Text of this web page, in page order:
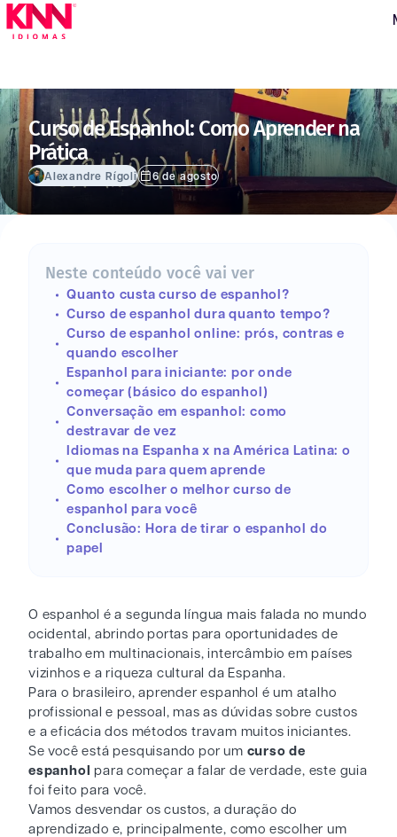
Curso de Espanhol: Como Aprender na
Prática
Alexandre Rígoli 6 de agosto
Neste conteúdo você vai ver
Quanto custa curso de espanhol?
Curso de espanhol dura quanto tempo?
Curso de espanhol online: prós, contras e
quando escolher
Espanhol para iniciante: por onde
começar (básico do espanhol)
Conversação em espanhol: como
destravar de vez
Idiomas na Espanha x na América Latina: o
que muda para quem aprende
Como escolher o melhor curso de
espanhol para você
Conclusão: Hora de tirar o espanhol do
papel
O espanhol é a segunda língua mais falada no mundo
ocidental, abrindo portas para oportunidades de
trabalho em multinacionais, intercâmbio em países
vizinhos e a riqueza cultural da Espanha.
Para o brasileiro, aprender espanhol é um atalho
profissional e pessoal, mas as dúvidas sobre custos
e a eficácia dos métodos travam muitos iniciantes.
Se você está pesquisando por um curso de
espanhol para começar a falar de verdade, este guia
foi feito para você.
Vamos desvendar os custos, a duração do
aprendizado e, principalmente, como escolher um